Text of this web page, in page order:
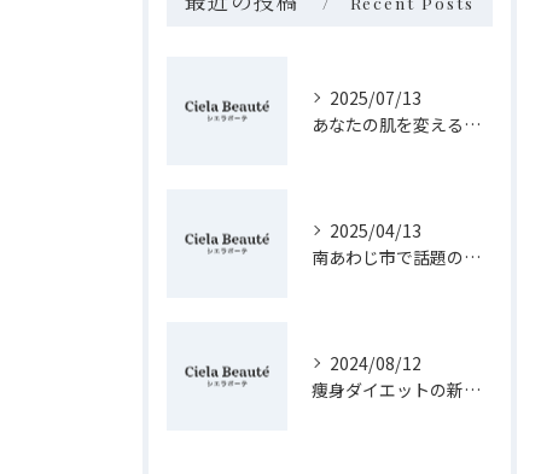
2025/07/13
あなたの肌を変えるフェイシャルケアの秘訣
2025/04/13
南あわじ市で話題の痩身法！健康的に美しく痩せる秘訣を紹介
2024/08/12
痩身ダイエットの新常識！淡路島で健康的に痩せる方法